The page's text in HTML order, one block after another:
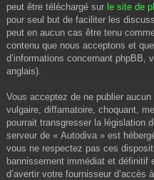
peut être téléchargé sur le site de
pour seul but de faciliter les
peut en aucun cas être tenu
contenu que nous acceptons et
d’informations concernant phpBB,
anglais).
Vous acceptez de ne publier
vulgaire, diffamatoire, choquant,
pourrait transgresser la législation
serveur de « Autodiva » est
vous ne respectez pas ces
bannissement immédiat et définitif
d’avertir votre fournisseur d’accès